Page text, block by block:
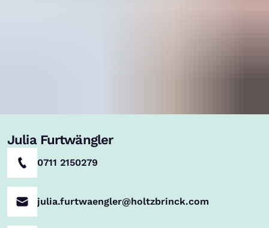
Julia Furtwängler
0711 2150279
julia.furtwaengler@holtzbrinck.com